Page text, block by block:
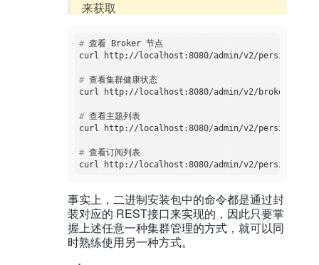
来获取
# 查看 Broker 节点
# 查看集群健康状态
# 查看主题列表
# 查看订阅列表
事实上，二进制安装包中的命令都是通过封
装对应的 REST接口来实现的，因此只要掌
握上述任意一种集群管理的方式，就可以同
时熟练使用另一种方式。